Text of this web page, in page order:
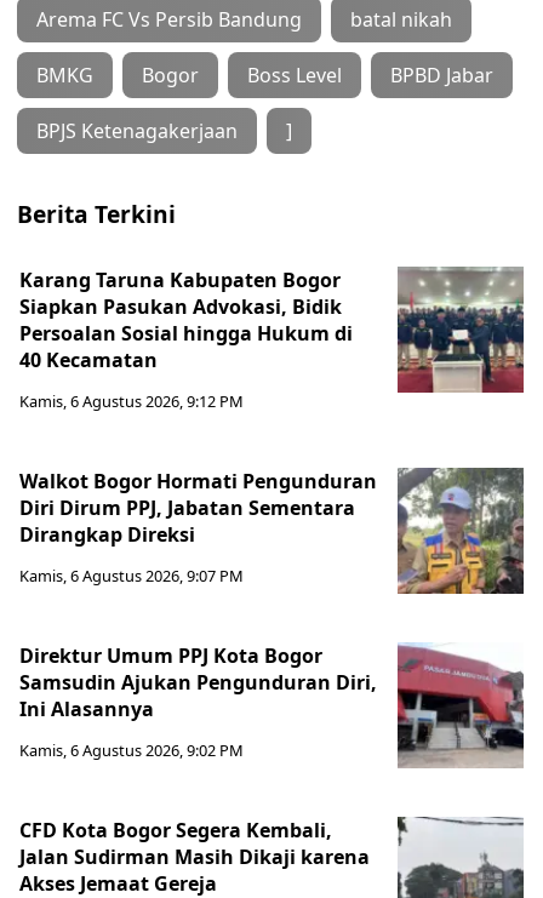
Arema FC Vs Persib Bandung batal nikah
BMKG Bogor Boss Level BPBD Jabar
BPJS Ketenagakerjaan ]
Berita Terkini
Karang Taruna Kabupaten Bogor
Siapkan Pasukan Advokasi, Bidik
Persoalan Sosial hingga Hukum di
40 Kecamatan
Kamis, 6 Agustus 2026, 9:12 PM
Walkot Bogor Hormati Pengunduran
Diri Dirum PPJ, Jabatan Sementara
Dirangkap Direksi
Kamis, 6 Agustus 2026, 9:07 PM
Direktur Umum PPJ Kota Bogor
Samsudin Ajukan Pengunduran Diri,
Ini Alasannya
Kamis, 6 Agustus 2026, 9:02 PM
CFD Kota Bogor Segera Kembali,
Jalan Sudirman Masih Dikaji karena
Akses Jemaat Gereja